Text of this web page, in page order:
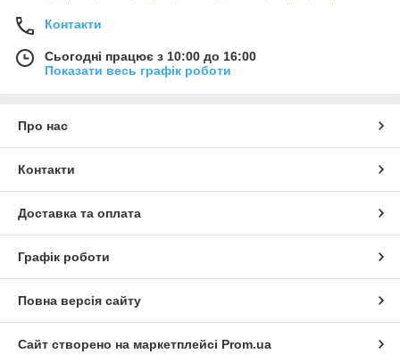
Контакти
Сьогодні працює з 10:00 до 16:00
Показати весь графік роботи
Про нас
Контакти
Доставка та оплата
Графік роботи
Повна версія сайту
Сайт створено на маркетплейсі Prom.ua